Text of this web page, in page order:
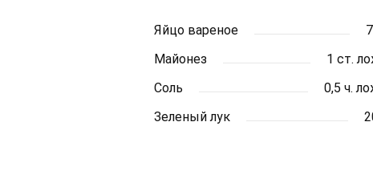
Яйцо вареное
Майонез
1 ст.
Соль
0,5 ч.
Зеленый лук